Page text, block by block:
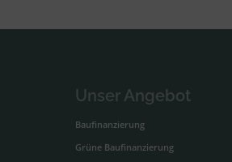
Unser Angebot
Baufinanzierung
Grüne Baufinanzierung